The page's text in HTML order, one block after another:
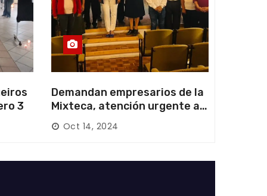
3
Demandan empresarios de la
Mixteca, atención urgente a
las carreteras locales y
federales
Oct 14, 2024